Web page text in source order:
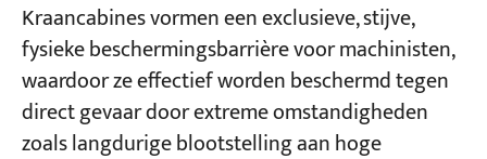
Kraancabines vormen een exclusieve, stijve,
fysieke beschermingsbarrière voor machinisten,
waardoor ze effectief worden beschermd tegen
direct gevaar door extreme omstandigheden
zoals langdurige blootstelling aan hoge